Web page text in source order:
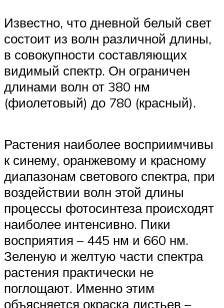
Известно, что дневной белый свет
состоит из волн различной длины,
в совокупности составляющих
видимый спектр. Он ограничен
длинами волн от 380 нм
(фиолетовый) до 780 (красный).
Растения наиболее восприимчивы
к синему, оранжевому и красному
диапазонам светового спектра, при
воздействии волн этой длины
процессы фотосинтеза происходят
наиболее интенсивно. Пики
восприятия – 445 нм и 660 нм.
Зеленую и желтую части спектра
растения практически не
поглощают. Именно этим
объясняется окраска листьев –